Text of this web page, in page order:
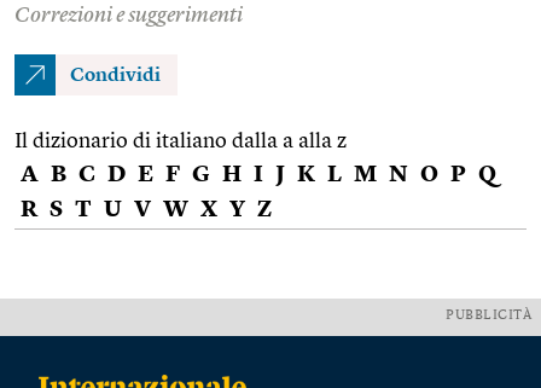
Correzioni e suggerimenti
Condividi
Il dizionario di italiano dalla a alla z
A B C D E F G H I J K L M N O P Q
R S T U V W X Y Z
PUBBLICITÀ